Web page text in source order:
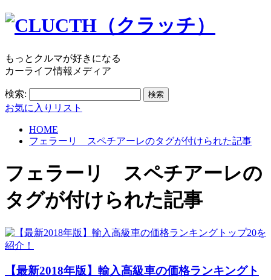
もっとクルマが好きになる
カーライフ情報メディア
検索:
お気に入りリスト
HOME
フェラーリ スペチアーレのタグが付けられた記事
フェラーリ スペチアーレの
タグが付けられた記事
【最新2018年版】輸入高級車の価格ランキングト